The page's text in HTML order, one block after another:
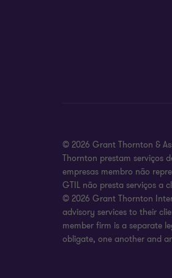
© 2026 Grant Thornton &
Thornton prestam serviços
empresas membro não
GTIL não presta serviços a
© 2026 Grant Thornton
advisory services to their
member firm is a separate
obligate, one another and